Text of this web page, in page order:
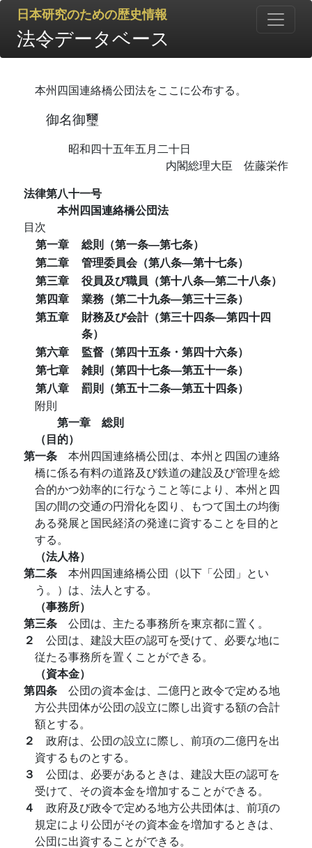
日本研究のための歴史情報
法令データベース
本州四国連絡橋公団法をここに公布する。
御名御璽
昭和四十五年五月二十日
内閣総理大臣 佐藤栄作
法律第八十一号
本州四国連絡橋公団法
目次
第一章
総則（第一条―第七条）
第二章
管理委員会（第八条―第十七条）
第三章
役員及び職員（第十八条―第二十八条）
第四章
業務（第二十九条―第三十三条）
第五章
財務及び会計（第三十四条―第四十四
条）
第六章
監督（第四十五条・第四十六条）
第七章
雑則（第四十七条―第五十一条）
第八章
罰則（第五十二条―第五十四条）
附則
第一章 総則
（目的）
第一条 本州四国連絡橋公団は、本州と四国の連絡
橋に係る有料の道路及び鉄道の建設及び管理を総
合的かつ効率的に行なうこと等により、本州と四
国の間の交通の円滑化を図り、もつて国土の均衡
ある発展と国民経済の発達に資することを目的と
する。
（法人格）
第二条 本州四国連絡橋公団（以下「公団」とい
う。）は、法人とする。
（事務所）
第三条 公団は、主たる事務所を東京都に置く。
２ 公団は、建設大臣の認可を受けて、必要な地に
従たる事務所を置くことができる。
（資本金）
第四条 公団の資本金は、二億円と政令で定める地
方公共団体が公団の設立に際し出資する額の合計
額とする。
２ 政府は、公団の設立に際し、前項の二億円を出
資するものとする。
３ 公団は、必要があるときは、建設大臣の認可を
受けて、その資本金を増加することができる。
４ 政府及び政令で定める地方公共団体は、前項の
規定により公団がその資本金を増加するときは、
公団に出資することができる。